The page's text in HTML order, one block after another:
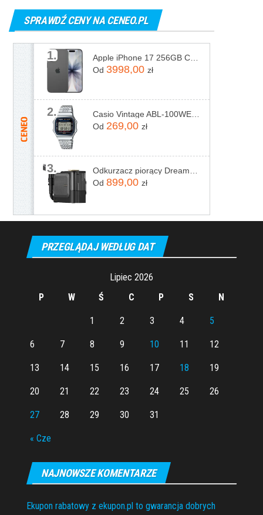
SPRAWDŹ CENY NA CENEO.PL
1.
Od 3998,00 zł
2.
Od 269,00 zł
3.
Od 899,00 zł
PRZEGLĄDAJ WEDŁUG DAT
Lipiec 2026
P
W Ś C P S N
« Cze
1 2 3 4 5
6 7 8 9 10 11 12
13 14 15 16 17 18 19
20 21 22 23 24 25 26
27 28 29 30 31
NAJNOWSZE KOMENTARZE
Ekupon rabatowy z ekupon.pl to gwarancja dobrych